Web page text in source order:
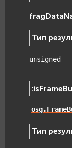
Тип
unsigned
:
Тип